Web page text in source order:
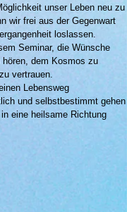
unser Leben neu zu
wir frei aus der Gegenwart
loslassen.
Seminar, die Wünsche
hören, dem Kosmos zu
vertrauen.
Lebensweg
und selbstbestimmt gehen
eine heilsame Richtung